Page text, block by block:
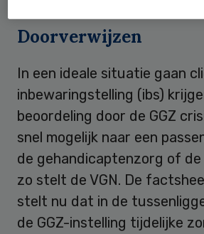
Doorverwijzen
In een ideale situatie gaan
inbewaringstelling (ibs)
beoordeling door de GGZ
snel mogelijk naar een
de gehandicaptenzorg of
zo stelt de VGN. De
stelt nu dat in de
de GGZ-instelling tijdelijke